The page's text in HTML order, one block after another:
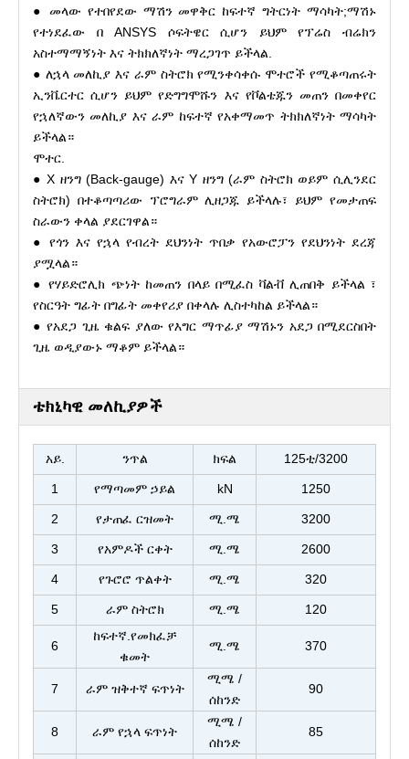
● መላው የተበየደው ማሽን መዋቅር ከፍተኛ ግትርነት ማሳካት;ማሽኑ
የተነደፈው በ ANSYS ሶፍትዌር ሲሆን ይህም የፕሬስ ብሬክን
አስተማማኝነት እና ትክክለኛነት ማረጋገጥ ይችላል.
● ለኋላ መለኪያ እና ራም ስትሮክ የሚንቀሳቀሱ ሞተሮች የሚቆጣጠሩት
ኢንቬርተር ሲሆን ይህም የድግግሞሹን እና የቮልቴጁን መጠን በመቀየር
የኋለኛውን መለኪያ እና ራም ከፍተኛ የአቀማመጥ ትክክለኛነት ማሳካት
ይችላል።
ሞተር.
● X ዘንግ (Back-gauge) እና Y ዘንግ (ራም ስትሮክ ወይም ሲሊንደር
ስትሮክ) በተቆጣጣሪው ፕሮግራም ሊዘጋጁ ይችላሉ፣ ይህም የመታጠፍ
ስራውን ቀላል ያደርገዋል።
● የጎን እና የኋላ የብረት ደህንነት ጥበቃ የአውሮፓን የደህንነት ደረጃ
ያሟላል።
● የሃይድሮሊክ ጭነት ከመጠን በላይ በሚፈስ ቫልቭ ሊጠበቅ ይችላል ፣
የስርዓት ግፊት በግፊት መቀየሪያ በቀላሉ ሊስተካከል ይችላል።
● የአደጋ ጊዜ ቁልፍ ያለው የእግር ማጥፊያ ማሽኑን አደጋ በሚደርስበት
ጊዜ ወዲያውኑ ማቆም ይችላል።
ቴክኒካዊ መለኪያዎች
አይ. ንጥል ክፍል 125ቲ/3200
1 የማጣመም ኃይል kN 1250
2 የታጠፈ ርዝመት ሚ.ሜ 3200
3 የአምዶች ርቀት ሚ.ሜ 2600
4 የጉሮሮ ጥልቀት ሚ.ሜ 320
5 ራም ስትሮክ ሚ.ሜ 120
6
ከፍተኛ.የመክፈቻ
ቁመት
ሚ.ሜ 370
7 ራም ዝቅተኛ ፍጥነት
ሚሜ /
ሰከንድ
90
8 ራም የኋላ ፍጥነት
ሚሜ /
ሰከንድ
85